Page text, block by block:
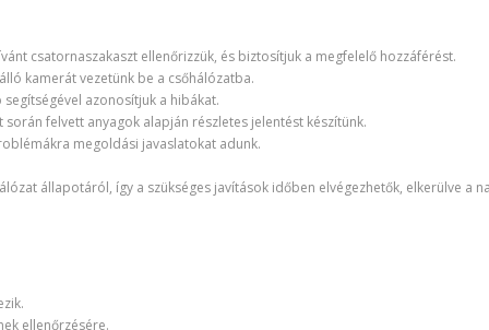
csatornaszakaszt ellenőrizzük, és biztosítjuk a megfelelő hozzáférést.
kamerát vezetünk be a csőhálózatba.
azonosítjuk a hibákat.
során felvett anyagok alapján részletes jelentést készítünk.
megoldási javaslatokat adunk.
állapotáról, így a szükséges javítások időben elvégezhetők, elkerülve a
ellenőrzésére.